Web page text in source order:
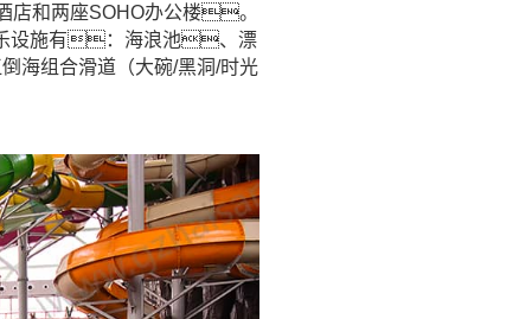
和两座SOHO办公楼。
设施有：海浪池、漂
组合滑道（大碗/黑洞/时光